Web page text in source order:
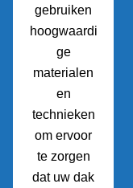
gebruiken
hoogwaardi
ge
materialen
en
technieken
om ervoor
te zorgen
dat uw dak